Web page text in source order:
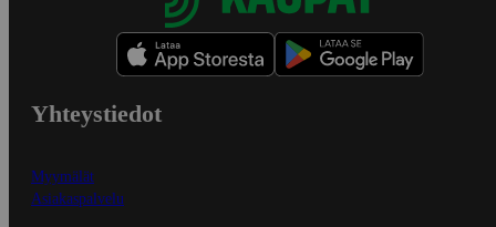
Yhteystiedot
Myymälät
Asiakaspalvelu